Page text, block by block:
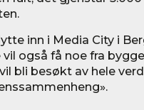
inn i Media City i
også få noe fra
bli besøkt av hele